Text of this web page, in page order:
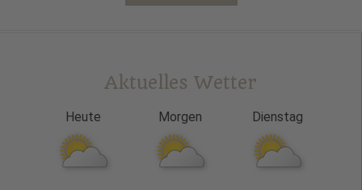
Aktuelles Wetter
Heute Morgen Dienstag